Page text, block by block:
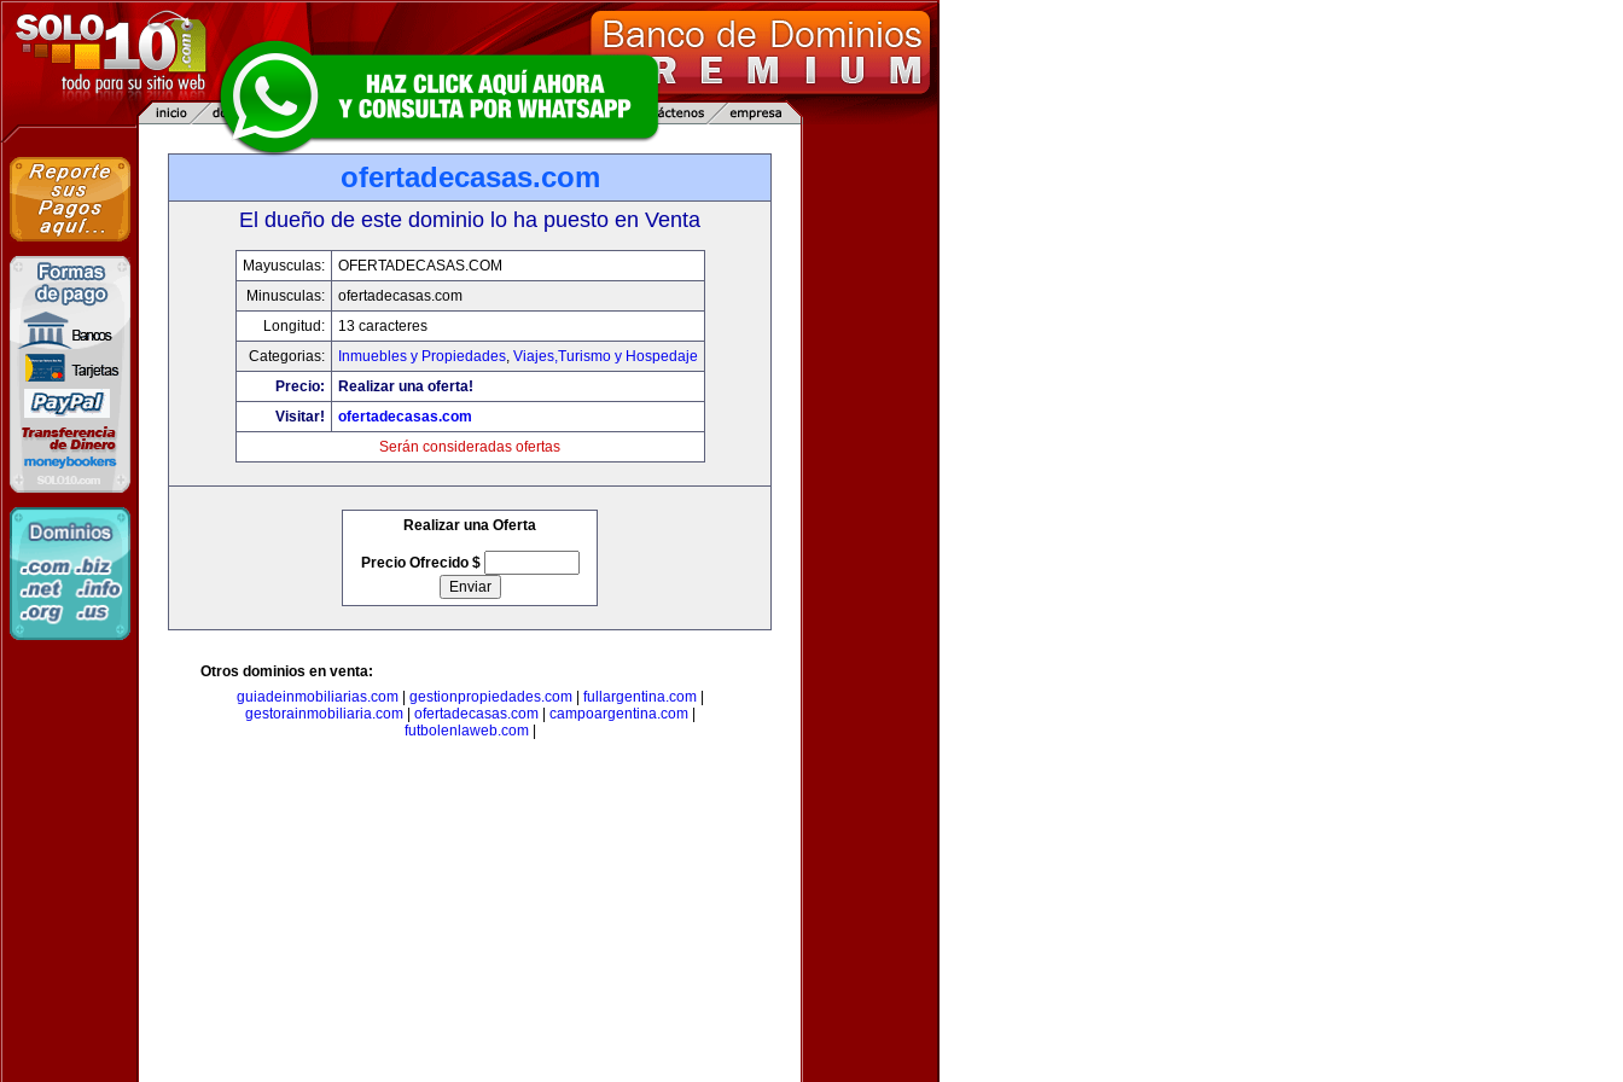
ofertadecasas.com
El dueño de este dominio lo ha puesto en Venta
Mayusculas:
OFERTADECASAS.COM
Minusculas:
ofertadecasas.com
Longitud:
13 caracteres
Categorias:
Inmuebles y Propiedades, Viajes,Turismo y Hospedaje
Precio:
Realizar una oferta!
Visitar!
ofertadecasas.com
Serán consideradas ofertas
Realizar una Oferta
Precio Ofrecido $
Otros dominios en venta:
guiadeinmobiliarias.com| gestionpropiedades.com| fullargentina.com|
gestorainmobiliaria.com| ofertadecasas.com| campoargentina.com|
futbolenlaweb.com|